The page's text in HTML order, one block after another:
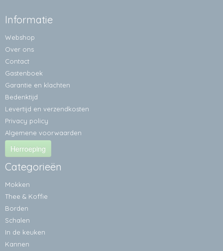
Informatie
Webshop
Over ons
Contact
Gastenboek
Garantie en klachten
Bedenktijd
Levertijd en verzendkosten
Privacy policy
Algemene voorwaarden
Herroeping
Categorieën
Mokken
Thee & Koffie
Borden
Schalen
In de keuken
Kannen